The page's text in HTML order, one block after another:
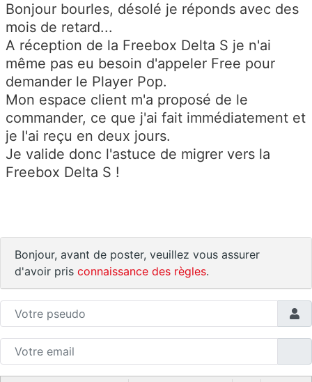
Bonjour bourles, désolé je réponds avec des
mois de retard...
A réception de la Freebox Delta S je n'ai
même pas eu besoin d'appeler Free pour
demander le Player Pop.
Mon espace client m'a proposé de le
commander, ce que j'ai fait immédiatement et
je l'ai reçu en deux jours.
Je valide donc l'astuce de migrer vers la
Freebox Delta S !
Bonjour, avant de poster, veuillez vous assurer
d'avoir pris connaissance des règles.